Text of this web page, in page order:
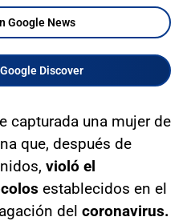
Google News
Discover
capturada una mujer de
que, después de
violó el
establecidos en el
del coronavirus.